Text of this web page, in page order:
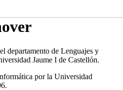
departamento de Lenguajes y
Jaume I de Castellón.
por la Universidad